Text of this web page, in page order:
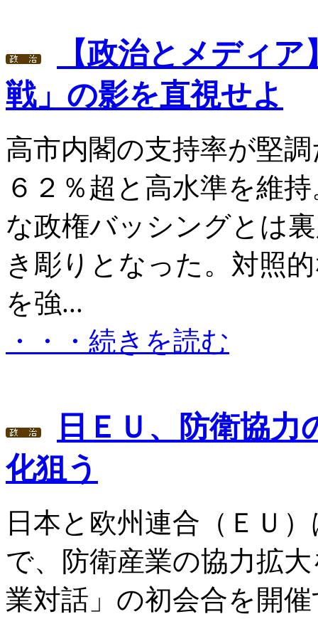
【政治とメディ
戦」の影を直視せよ
高市内閣の支持率が堅
６２％超と高水準を維
な政権バッシングとは
き彫りとなった。対照
を強...
・・・続きを読む
日ＥＵ、防衛協
化狙う
日本と欧州連合（ＥＵ
で、防衛産業の協力拡
業対話」の初会合を開